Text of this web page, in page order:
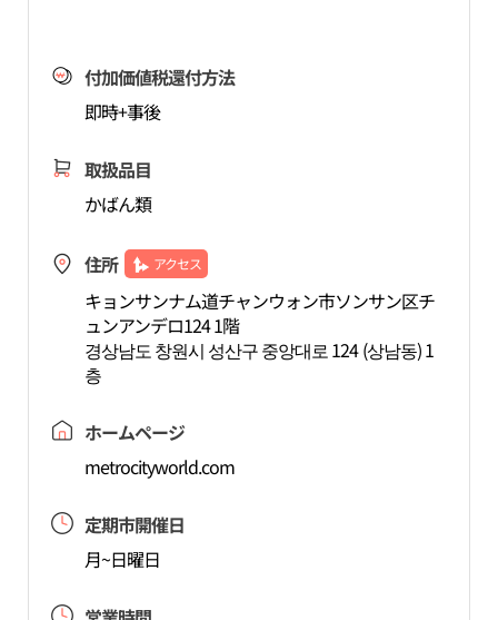
付加価値税還付方法
即時+事後
取扱品目
かばん類
住所 アクセス
キョンサンナム道チャンウォン市ソンサン区チ
ュンアンデロ124 1階
경상남도 창원시 성산구 중앙대로 124 (상남동) 1
층
ホームページ
metrocityworld.com
定期市開催日
月~日曜日